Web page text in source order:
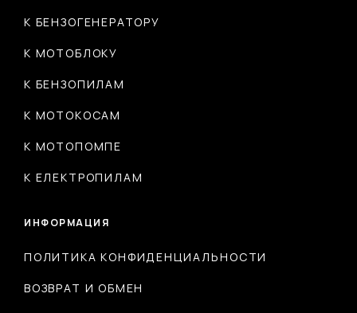
К БЕНЗОГЕНЕРАТОРУ
К МОТОБЛОКУ
К БЕНЗОПИЛАМ
К МОТОКОСАМ
К МОТОПОМПЕ
К ЕЛЕКТРОПИЛАМ
ИНФОРМАЦИЯ
ПОЛИТИКА КОНФИДЕНЦИАЛЬНОСТИ
ВОЗВРАТ И ОБМЕН